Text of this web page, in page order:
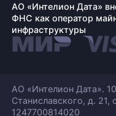
АО «Интелион Дата»
ФНС как оператор
инфраструктуры
АО «Интелион Дата».
Станиславского, д. 21,
1247700814020